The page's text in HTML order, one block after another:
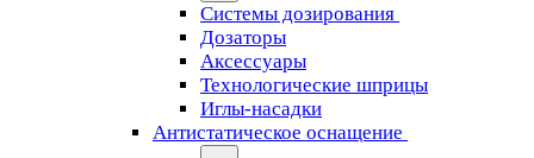
Системы дозирования
Дозаторы
Аксессуары
Технологические шприцы
Иглы-насадки
Антистатическое оснащение